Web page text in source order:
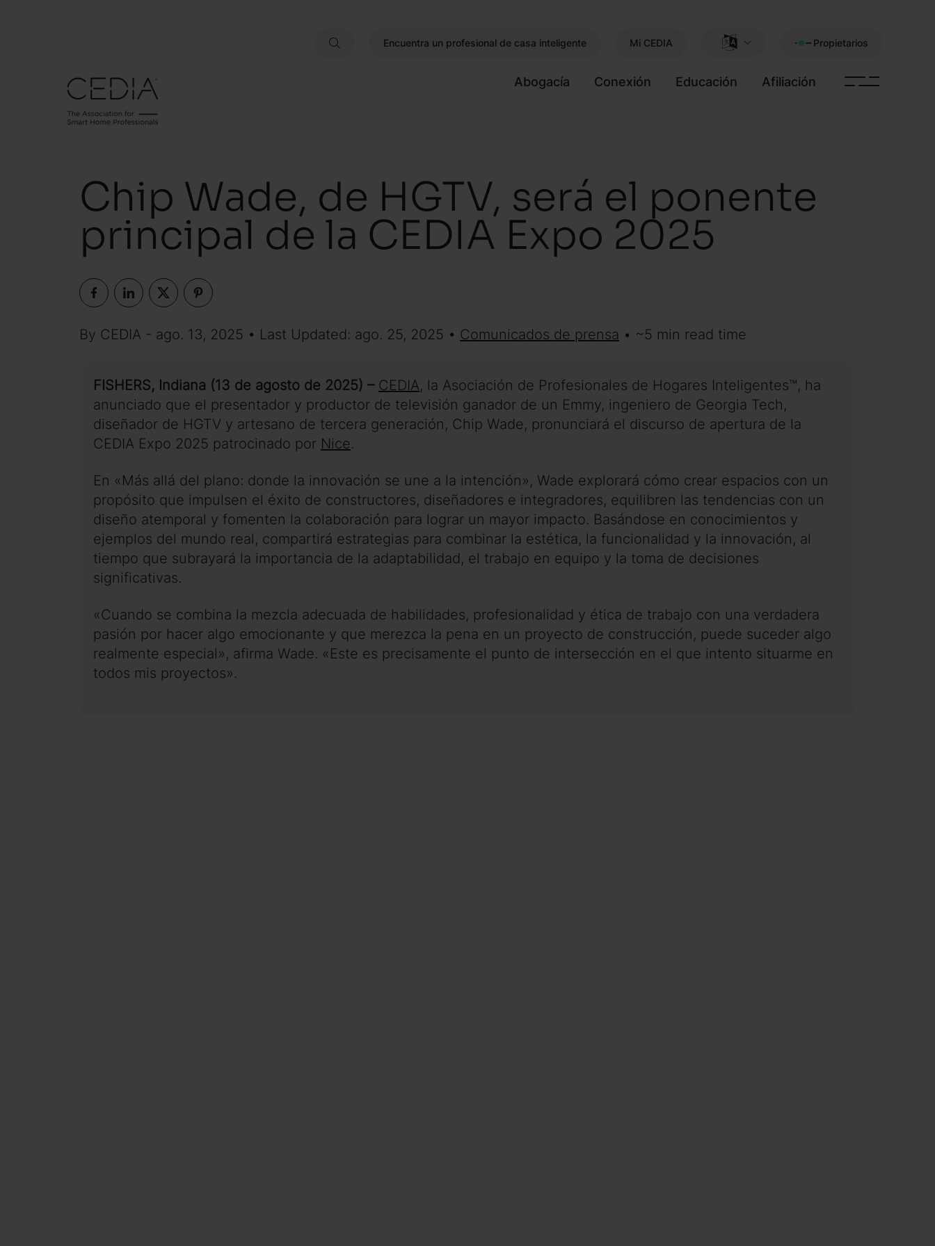
Encuentra un profesional de casa inteligente Mi CEDIA Propietarios
Abogacía Conexión Educación Afiliación
Chip Wade, de HGTV, será el ponente
principal de la CEDIA Expo 2025
By CEDIA - ago. 13, 2025 • Last Updated: ago. 25, 2025 • Comunicados de prensa • ~5 min read time
FISHERS, Indiana (13 de agosto de 2025) – CEDIA, la Asociación de Profesionales de Hogares Inteligentes™, ha
anunciado que el presentador y productor de televisión ganador de un Emmy, ingeniero de Georgia Tech,
diseñador de HGTV y artesano de tercera generación, Chip Wade, pronunciará el discurso de apertura de la
CEDIA Expo 2025 patrocinado por Nice.
En «Más allá del plano: donde la innovación se une a la intención», Wade explorará cómo crear espacios con un
propósito que impulsen el éxito de constructores, diseñadores e integradores, equilibren las tendencias con un
diseño atemporal y fomenten la colaboración para lograr un mayor impacto. Basándose en conocimientos y
ejemplos del mundo real, compartirá estrategias para combinar la estética, la funcionalidad y la innovación, al
tiempo que subrayará la importancia de la adaptabilidad, el trabajo en equipo y la toma de decisiones
significativas.
«Cuando se combina la mezcla adecuada de habilidades, profesionalidad y ética de trabajo con una verdadera
pasión por hacer algo emocionante y que merezca la pena en un proyecto de construcción, puede suceder algo
realmente especial», afirma Wade. «Este es precisamente el punto de intersección en el que intento situarme en
todos mis proyectos».